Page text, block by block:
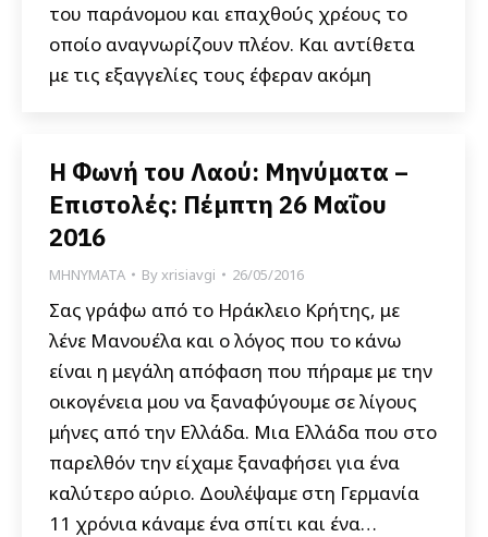
του παράνομου και επαχθούς χρέους το
οποίο αναγνωρίζουν πλέον. Και αντίθετα
με τις εξαγγελίες τους έφεραν ακόμη
Η Φωνή του Λαού: Μηνύματα –
Επιστολές: Πέμπτη 26 Μαΐου
2016
ΜΗΝΥΜΑΤΑ Byxrisiavgi 26/05/2016
Σας γράφω από το Ηράκλειο Κρήτης, με
λένε Μανουέλα και ο λόγος που το κάνω
είναι η μεγάλη απόφαση που πήραμε με την
οικογένεια μου να ξαναφύγουμε σε λίγους
μήνες από την Ελλάδα. Μια Ελλάδα που στο
παρελθόν την είχαμε ξαναφήσει για ένα
καλύτερο αύριο. Δουλέψαμε στη Γερμανία
11 χρόνια κάναμε ένα σπίτι και ένα…